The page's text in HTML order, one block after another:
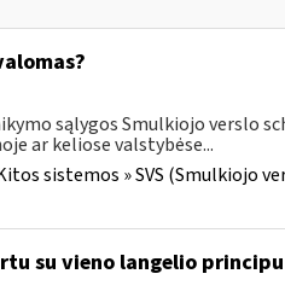
sąlygos Smulkiojo verslo
ar keliose valstybėse...
sistemos » SVS (Smulkiojo
su vieno langelio